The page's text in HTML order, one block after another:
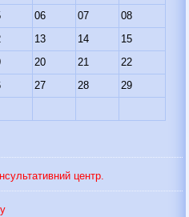
06 07
08
13 14
15
20 21
22
27 28
29
центр.